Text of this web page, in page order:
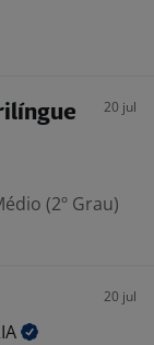
20 jul
(2º Grau)
20 jul